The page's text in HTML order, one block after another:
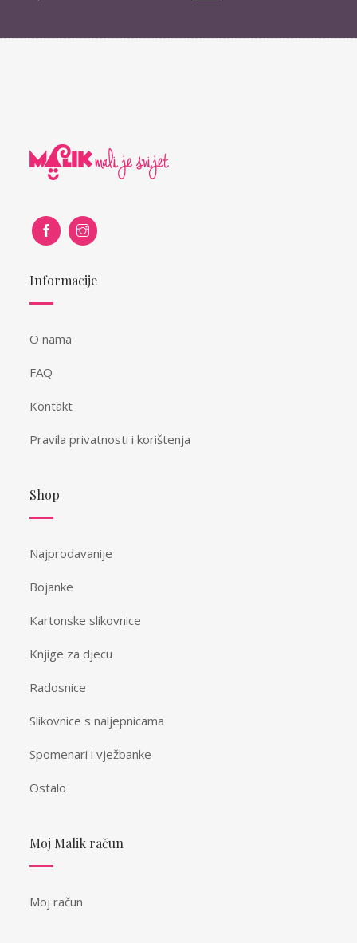
Informacije
O nama
FAQ
Kontakt
Pravila privatnosti i korištenja
Shop
Najprodavanije
Bojanke
Kartonske slikovnice
Knjige za djecu
Radosnice
Slikovnice s naljepnicama
Spomenari i vježbanke
Ostalo
Moj Malik račun
Moj račun